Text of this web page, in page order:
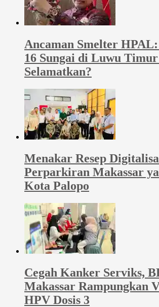
Ancaman Smelter
16 Sungai di Luwu
Selamatkan?
Menakar Resep
Perparkiran Makassar
Kota Palopo
Cegah Kanker Serviks,
Makassar Rampungkan
HPV Dosis 3